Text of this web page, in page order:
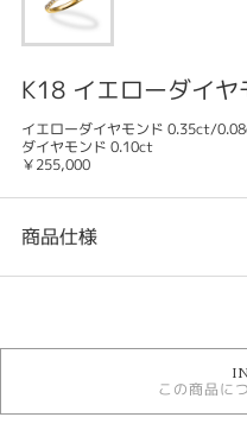
K18 イエローダイ
イエローダイヤモンド 0.35ct/
ダイヤモンド 0.10ct
￥255,000
商品仕様
ダイヤモンド リング
ダイヤモンドジュエリー
Kairos
この商品に